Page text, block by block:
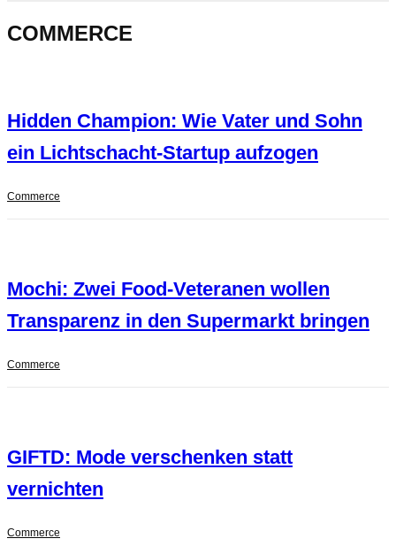
COMMERCE
Hidden Champion: Wie Vater und Sohn
ein Lichtschacht-Startup aufzogen
Commerce
Mochi: Zwei Food-Veteranen wollen
Transparenz in den Supermarkt bringen
Commerce
GIFTD: Mode verschenken statt
vernichten
Commerce